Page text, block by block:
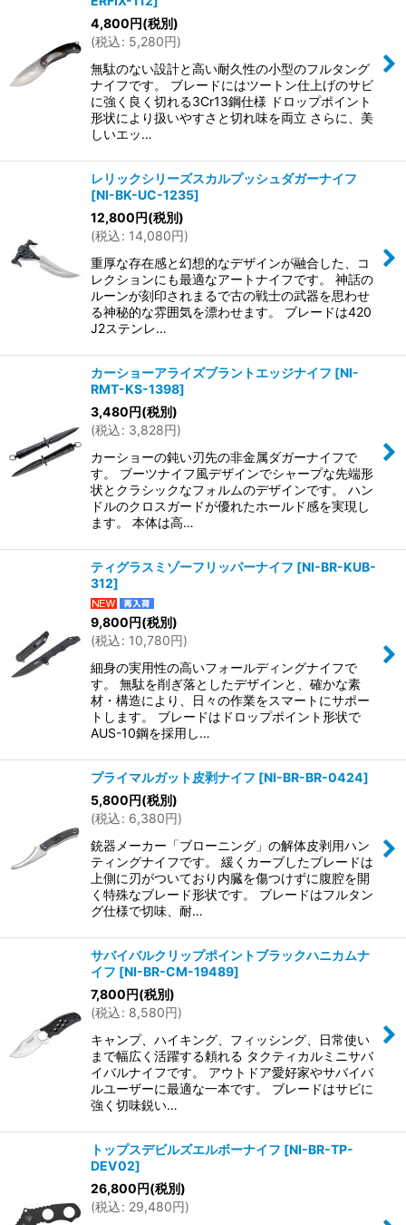
4,800円(税別)
(税込: 5,280円)
無駄のない設計と高い耐久性の小型のフルタング
ナイフです。 ブレードにはツートン仕上げのサビ
に強く良く切れる3Cr13鋼仕様 ドロップポイント
形状により扱いやすさと切れ味を両立 さらに、美
しいエッ…
レリックシリーズスカルプッシュダガーナイフ
[NI-BK-UC-1235]
12,800円(税別)
(税込: 14,080円)
重厚な存在感と幻想的なデザインが融合した、コ
レクションにも最適なアートナイフです。 神話の
ルーンが刻印されまるで古の戦士の武器を思わせ
る神秘的な雰囲気を漂わせます。 ブレードは420
J2ステンレ…
カーショーアライズブラントエッジナイフ [NI-
RMT-KS-1398]
3,480円(税別)
(税込: 3,828円)
カーショーの鈍い刃先の非金属ダガーナイフで
す。 ブーツナイフ風デザインでシャープな先端形
状とクラシックなフォルムのデザインです。 ハン
ドルのクロスガードが優れたホールド感を実現し
ます。 本体は高…
ティグラスミゾーフリッパーナイフ [NI-BR-KUB-
312]
9,800円(税別)
(税込: 10,780円)
細身の実用性の高いフォールディングナイフで
す。 無駄を削ぎ落としたデザインと、確かな素
材・構造により、日々の作業をスマートにサポー
トします。 ブレードはドロップポイント形状で
AUS-10鋼を採用し…
プライマルガット皮剥ナイフ [NI-BR-BR-0424]
5,800円(税別)
(税込: 6,380円)
銃器メーカー「ブローニング」の解体皮剥用ハン
ティングナイフです。 緩くカーブしたブレードは
上側に刃がついており内臓を傷つけずに腹腔を開
く特殊なブレード形状です。 ブレードはフルタン
グ仕様で切味、耐…
サバイバルクリップポイントブラックハニカムナ
イフ [NI-BR-CM-19489]
7,800円(税別)
(税込: 8,580円)
キャンプ、ハイキング、フィッシング、日常使い
まで幅広く活躍する頼れる タクティカルミニサバ
イバルナイフです。 アウトドア愛好家やサバイバ
ルユーザーに最適な一本です。 ブレードはサビに
強く切味鋭い…
トップスデビルズエルボーナイフ [NI-BR-TP-
DEV02]
26,800円(税別)
(税込: 29,480円)